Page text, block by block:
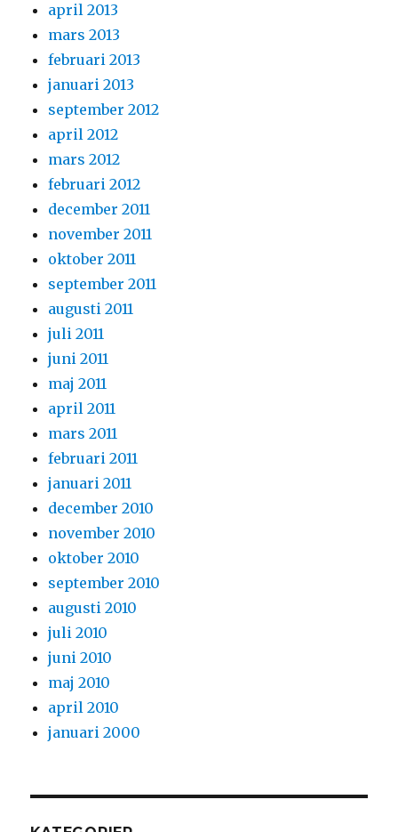
april 2013
mars 2013
februari 2013
januari 2013
september 2012
april 2012
mars 2012
februari 2012
december 2011
november 2011
oktober 2011
september 2011
augusti 2011
juli 2011
juni 2011
maj 2011
april 2011
mars 2011
februari 2011
januari 2011
december 2010
november 2010
oktober 2010
september 2010
augusti 2010
juli 2010
juni 2010
maj 2010
april 2010
januari 2000